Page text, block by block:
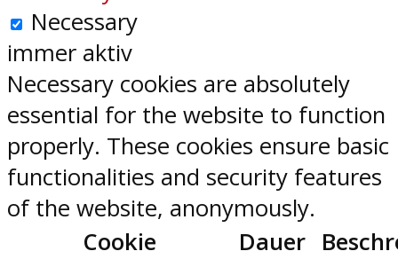
Necessary
immer aktiv
Necessary cookies are absolutely
essential for the website to function
properly. These cookies ensure basic
functionalities and security features
of the website, anonymously.
Cookie
Dauer